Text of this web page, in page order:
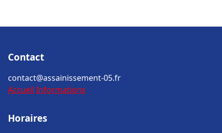
Contact
contact@assainissement-05.fr
Accueil Informations
Horaires